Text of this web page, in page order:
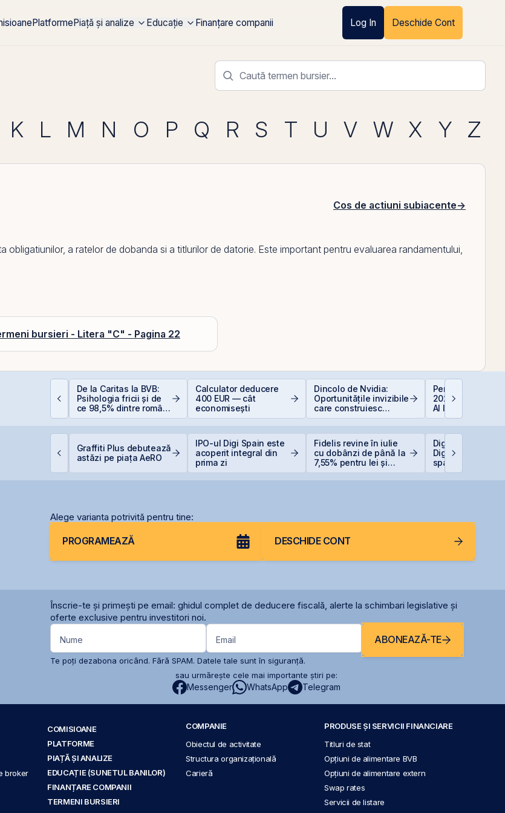
PlatformePiață și analize Educație Finanțare companii Log In Deschide Cont
K L M N O P Q R S T U V W X Y Z
Cos de actiuni subiacente→
obligatiunilor, a ratelor de dobanda si a titlurilor de datorie. Este important pentru evaluarea randamentului,
bursieri - Litera "C" - Pagina 22
De la Caritas la BVB:
Psihologia fricii și de
ce 98,5% dintre români
evită investițiile la
Calculator deducere
400 EUR — cât
economisești
Dincolo de Nvidia:
Oportunitățile invizibile
care construiesc
viitorul AI
Perspective
2026: De la
AI la Noua
Economică
Graffiti Plus debutează
astăzi pe piața AeRO
IPO-ul Digi Spain este
acoperit integral din
prima zi
Fidelis revine în iulie
cu dobânzi de până la
7,55% pentru lei și
Digi pregătește
Digi Spain pe
spaniole
Alege varianta potrivită pentru tine:
PROGRAMEAZĂ DESCHIDE CONT
Înscrie-te și primești pe email: ghidul complet de deducere fiscală, alerte la schimbari legislative și
oferte exclusive pentru investitori noi.
Nume Email ABONEAZĂ-TE
Te poți dezabona oricând. Fără SPAM. Datele tale sunt în siguranță.
sau urmărește cele mai importante știri pe:
Messenger WhatsApp Telegram
broker
COMISIOANE
PLATFORME
PIAȚĂ ȘI ANALIZE
EDUCAȚIE (SUNETUL BANILOR)
FINANȚARE COMPANII
TERMENI BURSIERI
COMPANIE
Obiectul de activitate
Structura organizațională
Carieră
PRODUSE ȘI SERVICII FINANCIARE
Titluri de stat
Opțiuni de alimentare BVB
Opțiuni de alimentare extern
Swap rates
Servicii de listare